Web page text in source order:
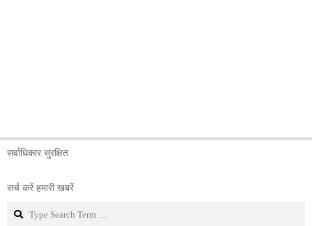
सर्वाधिकार सुरक्षित
सर्च करें हमारी खबरें